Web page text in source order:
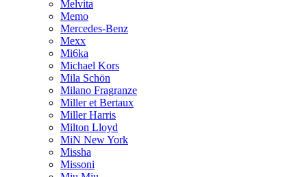
Melvita
Memo
Mercedes-Benz
Mexx
Mi6ka
Michael Kors
Mila Schön
Milano Fragranze
Miller et Bertaux
Miller Harris
Milton Lloyd
MiN New York
Missha
Missoni